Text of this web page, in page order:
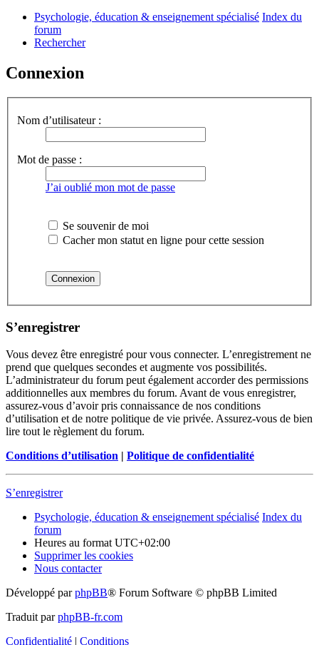
Psychologie, éducation & enseignement spécialisé Index du
forum
Rechercher
Connexion
Nom d’utilisateur :
Mot de passe :
J’ai oublié mon mot de passe
Se souvenir de moi
Cacher mon statut en ligne pour cette session
S’enregistrer
Vous devez être enregistré pour vous connecter. L’enregistrement ne
prend que quelques secondes et augmente vos possibilités.
L’administrateur du forum peut également accorder des permissions
additionnelles aux membres du forum. Avant de vous enregistrer,
assurez-vous d’avoir pris connaissance de nos conditions
d’utilisation et de notre politique de vie privée. Assurez-vous de bien
lire tout le règlement du forum.
Conditions d’utilisation | Politique de confidentialité
S’enregistrer
Psychologie, éducation & enseignement spécialisé Index du
forum
Heures au format UTC+02:00
Supprimer les cookies
Nous contacter
Développé parphpBB® Forum Software © phpBB Limited
Traduit parphpBB-fr.com
Confidentialité | Conditions